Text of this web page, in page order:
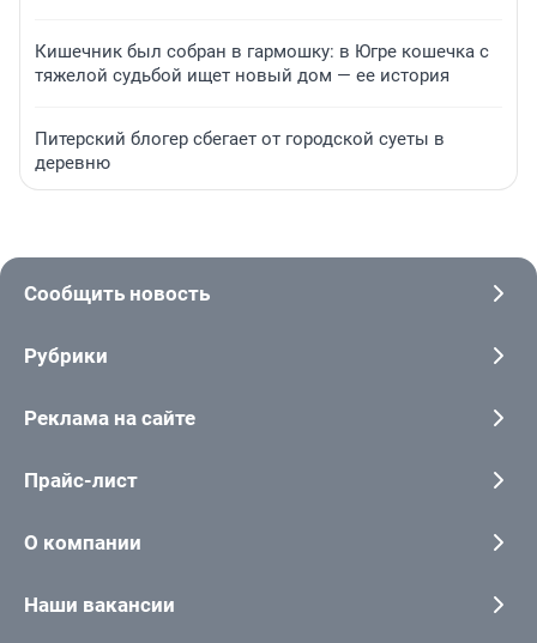
Кишечник был собран в гармошку: в Югре кошечка с
тяжелой судьбой ищет новый дом — ее история
Питерский блогер сбегает от городской суеты в
деревню
Сообщить новость
Рубрики
Реклама на сайте
Прайс-лист
О компании
Наши вакансии